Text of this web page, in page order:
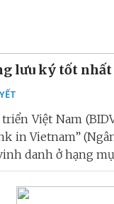
lưu ký tốt nhất
Việt Nam
in Vietnam”
danh ở hạng